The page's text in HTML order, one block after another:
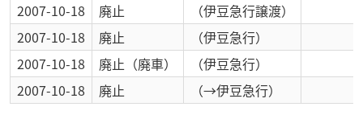
2007-10-18
廃止
（伊豆急行譲渡）
2007-10-18
廃止
（伊豆急行）
2007-10-18
廃止 （廃車）
（伊豆急行）
2007-10-18
廃止 （→伊豆急行）